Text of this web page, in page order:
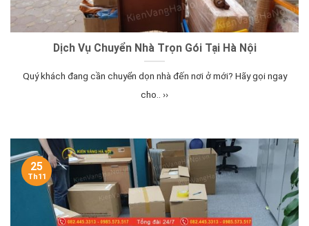
Dịch Vụ Chuyển Nhà Trọn Gói Tại Hà Nội
Quý khách đang cần chuyển dọn nhà đến nơi ở mới? Hãy gọi ngay
cho.. ››
25
Th11